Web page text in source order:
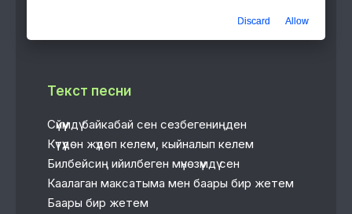
Текст песни
Сүйүүмдү байкабай сен сезбегениңден
Күтүүдөн жүдөп келем, кыйналып келем
Билбейсиң ийилбеген мүнөзүмдү сен
Каалаган максатыма мен баары бир жетем
Баары бир жетем
Discard Allow